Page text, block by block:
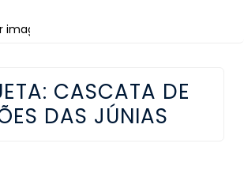
CASCATA DE
DAS JÚNIAS